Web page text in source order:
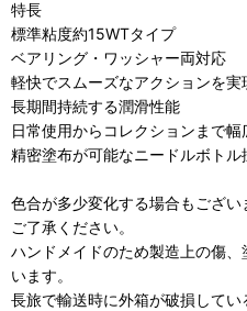
特長
標準粘度約15WTタイプ
ベアリング・ワッシャー両対応
軽快でスムーズなアクションを実
長期間持続する潤滑性能
日常使用からコレクションまで幅
精密塗布が可能なニードルボトル
色合が多少変化する場合もござ
ご了承ください。
ハンドメイドのため製造上の傷
います。
長旅で輸送時に外箱が破損して